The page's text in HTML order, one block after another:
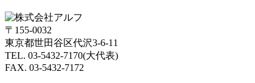
〒155-0032
東京都世田谷区代沢3-6-11
TEL. 03-5432-7170(大代表)
FAX. 03-5432-7172